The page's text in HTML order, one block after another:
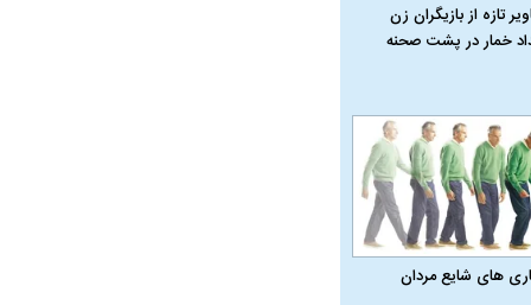
تازه از بازیگران زن
خمار در پشت صحنه
های شایع مردان